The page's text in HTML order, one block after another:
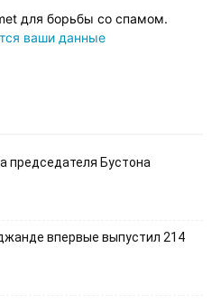
для борьбы со спамом.
ваши данные
председателя Бустона
впервые выпустил 214